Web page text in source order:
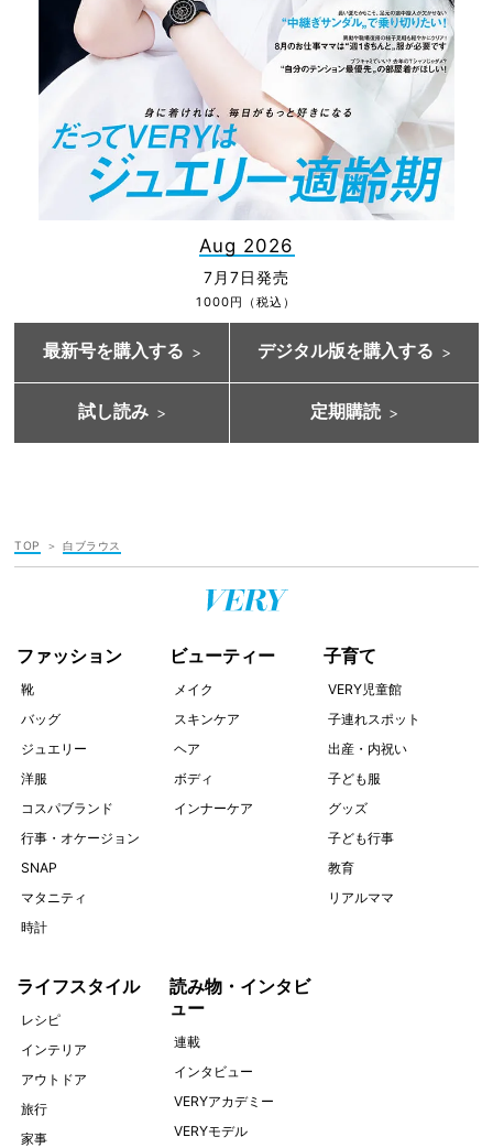
Aug 2026
7月7日発売
1000円（税込）
最新号を購入する デジタル版を購入する
試し読み 定期購読
TOP 白ブラウス
ファッション
靴
バッグ
ジュエリー
洋服
コスパブランド
行事・オケージョン
SNAP
マタニティ
時計
ビューティー
メイク
スキンケア
ヘア
ボディ
インナーケア
子育て
VERY児童館
子連れスポット
出産・内祝い
子ども服
グッズ
子ども行事
教育
リアルママ
ライフスタイル
レシピ
インテリア
アウトドア
旅行
家事
読み物・インタビ
ュー
連載
インタビュー
VERYアカデミー
VERYモデル